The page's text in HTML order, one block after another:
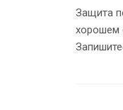
Защита
хорошем